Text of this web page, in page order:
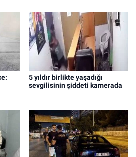
5 yıldır birlikte yaşadığı
sevgilisinin şiddeti kamerada